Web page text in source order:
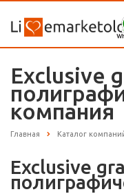
Exclusive
компания
Главная Каталог
Exclusive